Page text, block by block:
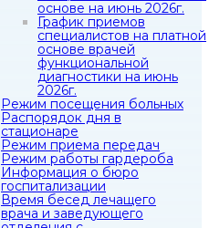
основе на июнь 2026г.
График приемов
специалистов на платной
основе врачей
функциональной
диагностики на июнь
2026г.
Режим посещения больных
Распорядок дня в
стационаре
Режим приема передач
Режим работы гардероба
Информация о бюро
госпитализации
Время бесед лечащего
врача и заведующего